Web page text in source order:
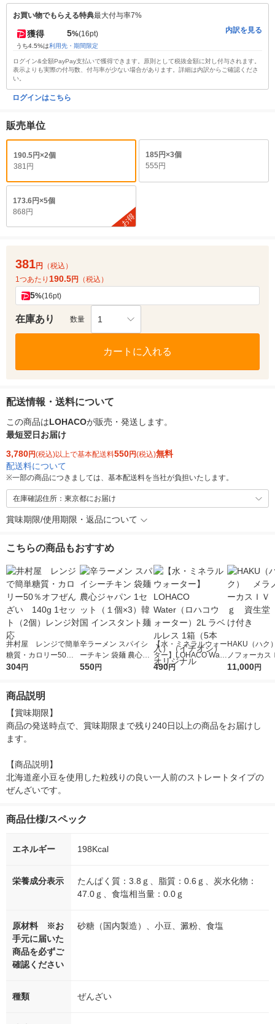
お買い物でもらえる特典最大付与率7%
獲得 5%(16pt)
うち4.5%は利用先・期間限定
内訳を見る
ログイン&全額PayPay支払いで獲得できます。原則として税抜金額に対し付与されます。
表示よりも実際の付与数、付与率が少ない場合があります。詳細は内訳からご確認くださ
い。
ログインはこちら
販売単位
190.5円×2個
381円
185円×3個
555円
173.6円×5個
868円
お得
381円
（税込）
1つあたり 190.5円 （税込）
5%(16pt)
在庫あり 数量 1
カートに入れる
配送情報・送料について
この商品はLOHACOが販売・発送します。
最短翌日お届け
3,780円(税込)以上で基本配送料550円(税込)無料
配送料について
※一部の商品につきましては、基本配送料を当社が負担いたします。
在庫確認住所：東京都にお届け
賞味期限/使用期限・返品について
こちらの商品もおすすめ
井村屋 レンジで簡単
糖質・カロリー50％
オフぜんざい 140g
304円
辛ラーメン スパイシ
ーチキン 袋麺 農心ジ
ャパン 1セット（１個
550円
【水・ミネラルウォー
ター】LOHACO Wate
r（ロハコウォータ
490円
HAKU（ハ
ノフォーカ
5ｇ 資生堂
11,000円
商品説明
【賞味期限】
商品の発送時点で、賞味期限まで残り240日以上の商品をお届けし
ます。
【商品説明】
北海道産小豆を使用した粒残りの良い一人前のストレートタイプの
ぜんざいです。
商品仕様/スペック
エネルギー 198Kcal
栄養成分表示
たんぱく質：3.8ｇ、脂質：0.6ｇ、炭水化物：
47.0ｇ、食塩相当量：0.0ｇ
原材料 ※お
手元に届いた
商品を必ずご
確認ください
砂糖（国内製造）、小豆、澱粉、食塩
種類 ぜんざい